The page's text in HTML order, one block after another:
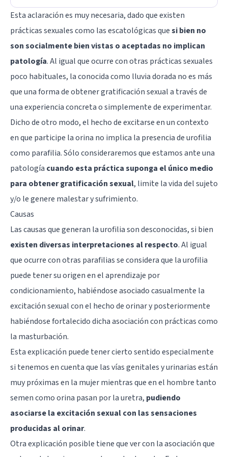
Esta aclaración es muy necesaria, dado que existen
prácticas sexuales como las escatológicas quesi bien no
son socialmente bien vistas o aceptadas no implican
patología. Al igual que ocurre con otras prácticas sexuales
poco habituales, la conocida como lluvia dorada no es más
que una forma de obtener gratificación sexual a través de
una experiencia concreta o simplemente de experimentar.
Dicho de otro modo, el hecho de excitarse en un contexto
en que participe la orina no implica la presencia de urofilia
como parafilia. Sólo consideraremos que estamos ante una
patología cuando esta práctica suponga el único medio
para obtener gratificación sexual, limite la vida del sujeto
y/o le genere malestar y sufrimiento.
Causas
Las causas que generan la urofilia son desconocidas, si bien
existen diversas interpretaciones al respecto. Al igual
que ocurre con otras parafilias se considera que la urofilia
puede tener su origen en el aprendizaje por
condicionamiento, habiéndose asociado casualmente la
excitación sexual con el hecho de orinar y posteriormente
habiéndose fortalecido dicha asociación con prácticas como
la masturbación.
Esta explicación puede tener cierto sentido especialmente
si tenemos en cuenta que las vías genitales y urinarias están
muy próximas en la mujer mientras que en el hombre tanto
semen como orina pasan por la uretra, pudiendo
asociarse la excitación sexual con las sensaciones
producidas al orinar.
Otra explicación posible tiene que ver con la asociación que